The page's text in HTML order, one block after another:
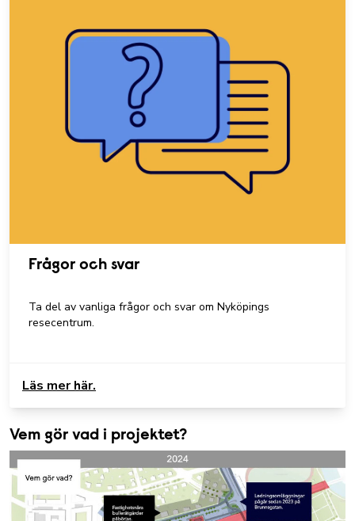
Frågor och svar
Ta del av vanliga frågor och svar om Nyköpings
resecentrum.
Läs mer här.
Vem gör vad i projektet?